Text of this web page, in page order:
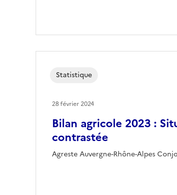
Bilan agricole 2023 :
contrastée
Agreste Auvergne-Rhône-Alpes
Statistique
28 février 2024